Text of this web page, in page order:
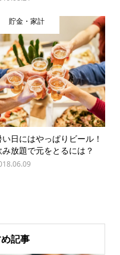
貯金・家計
い日にはやっぱりビール！
み放題で元をとるには？
記事